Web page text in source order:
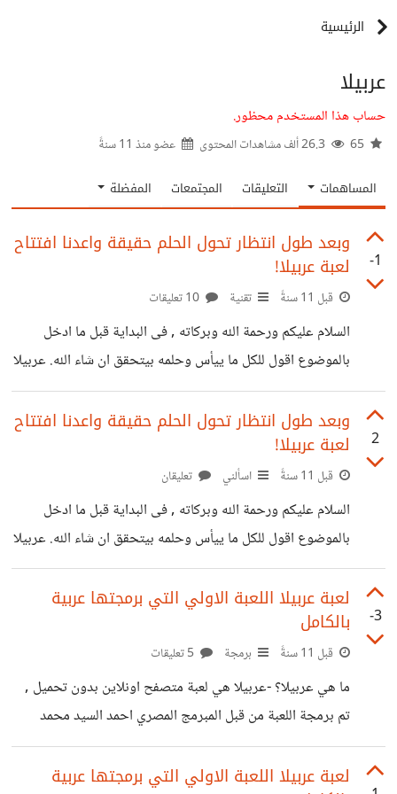
الرئيسية
عربيلا
حساب هذا المستخدم محظور.
عضو منذ 11 سنةً
المساهمات التعليقات المجتمعات المفضلة
-1
وبعد طول انتظار تحول الحلم حقيقة واعدنا افتتاح
لعبة عربيلا!
قبل 11 سنةً تقنية
السلام عليكم ورحمة الله وبركاته , فى البداية قبل ما ادخل
بالموضوع اقول للكل ما ييأس وحلمه بيتحقق ان شاء الله. عربيلا
! ما هي عربيلا :- هي لعبة متصفح اونلاين عملت عام 2011
لمدة 6 اشهر ولقت نجاح كبير ووصلت الى 7 اللاف لاعب فى
فترة قصيرة وتم اغلاقها بسبب سوء الادارة. الحلم :- اعادة تشغيل
اللعبة على واقع افتراضي . كيف تم تصميم اللعبة :- تم برمجة
اللعبة على نظام برمجة PHP وتعتمد اعتماد تم على
JAVASCRIPT (
2
وبعد طول انتظار تحول الحلم حقيقة واعدنا افتتاح
لعبة عربيلا!
قبل 11 سنةً اسألني تعليقان
السلام عليكم ورحمة الله وبركاته , فى البداية قبل ما ادخل
بالموضوع اقول للكل ما ييأس وحلمه بيتحقق ان شاء الله. عربيلا
! ما هي عربيلا :- هي لعبة متصفح اونلاين عملت عام 2011
لمدة 6 اشهر ولقت نجاح كبير ووصلت الى 7 اللاف لاعب فى
فترة قصيرة وتم اغلاقها بسبب سوء الادارة. كيف تم تصميم
تم على JAVASCRIPT ( نظام النوافذ المنبثقه ) , وتم رسم صور
اللعبة
-3
لعبة عربيلا اللعبة الاولي التي برمجتها عربية
بالكامل
قبل 11 سنةً برمجة
ما هي عربيلا؟ -عربيلا هي لعبة متصفح اونلاين بدون تحميل ,
تم برمجة اللعبة من قبل المبرمج المصري احمد السيد محمد
السيد قبل 4 سنوات من الان , وتم تشغيل السيرفر التجريبي
ووصل عدد اللاعبين الى اكثر من 3000 لاعب ولكن بسبب عدم
لعبة عربيلا اللعبة الاولي التي برمجتها عربية